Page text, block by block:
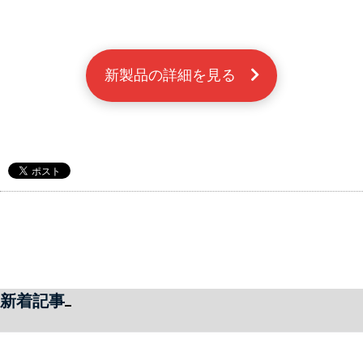
新製品の詳細を見る
新着記事